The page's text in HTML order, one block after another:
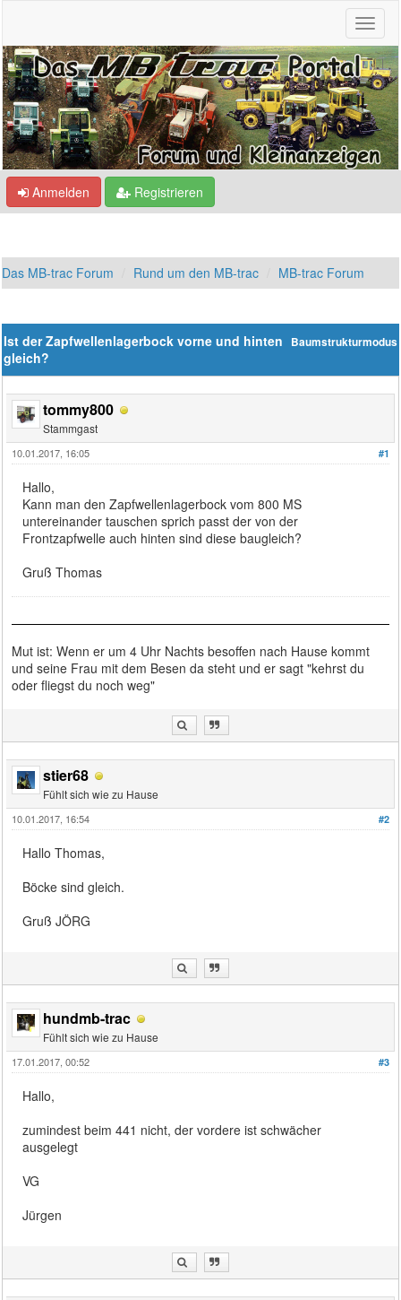
Anmelden Registrieren
Das MB-trac Forum Rund um den MB-trac MB-trac Forum
Baumstrukturmodus
Ist der Zapfwellenlagerbock vorne und hinten
gleich?
tommy800
Stammgast
#1
10.01.2017, 16:05
Hallo,
Kann man den Zapfwellenlagerbock vom 800 MS
untereinander tauschen sprich passt der von der
Frontzapfwelle auch hinten sind diese baugleich?
Gruß Thomas
Mut ist: Wenn er um 4 Uhr Nachts besoffen nach Hause kommt
und seine Frau mit dem Besen da steht und er sagt "kehrst du
oder fliegst du noch weg"
stier68
Fühlt sich wie zu Hause
#2
10.01.2017, 16:54
Hallo Thomas,
Böcke sind gleich.
Gruß JÖRG
hundmb-trac
Fühlt sich wie zu Hause
#3
17.01.2017, 00:52
Hallo,
zumindest beim 441 nicht, der vordere ist schwächer
ausgelegt
VG
Jürgen